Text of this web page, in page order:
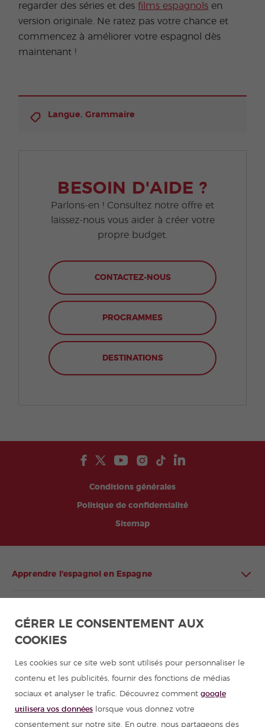
regarder des séries et desfilms espagnols en
version originale. Ne ratez pas votre chance et
commencez à améliorer votre espagnol dès
maintenant !
Langue, Grammaire
BESOIN D'AIDE ?
Parlons-en ! Consultez notre offre et
laissez-nous vous aider à créer votre
propre budget.
CONTACTEZ-NOUS
PROGRAMMES
DESTINATIONS
Conditions générales
Politique de confidentialité
Sitemap
Apprendre l'espagnol en Espagne
Programmes d'espagnol pour groupes
Cours d'espagnol
Colonies de vacances en Espagne
GÉRER LE CONSENTEMENT AUX
COOKIES
Les cookies sur ce site web sont utilisés pour personnaliser le
contenu et les publicités, fournir des fonctions de médias
sociaux et analyser le trafic. Découvrez comment google
utilisera vos données lorsque vous donnez votre
consentement sur notre site. En outre, nous partageons des